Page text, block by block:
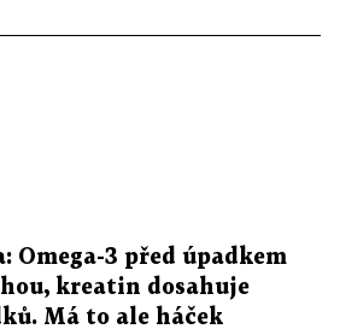
Omega-3 před úpadkem
kreatin dosahuje
Má to ale háček